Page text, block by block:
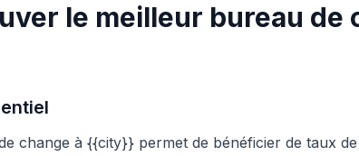
le meilleur bureau de
change à {{city}} permet de bénéficier de taux